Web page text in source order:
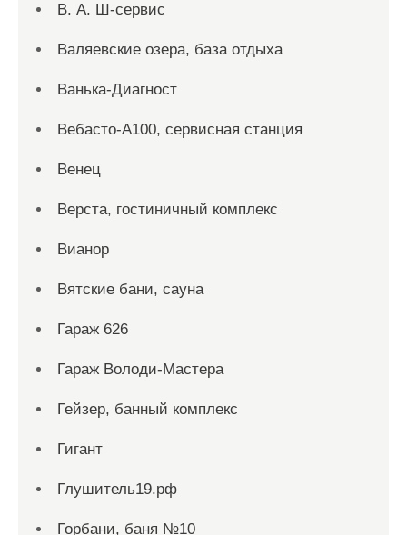
В. А. Ш-сервис
Валяевские озера, база отдыха
Ванька-Диагност
Вебасто-А100, сервисная станция
Венец
Верста, гостиничный комплекс
Вианор
Вятские бани, сауна
Гараж 626
Гараж Володи-Мастера
Гейзер, банный комплекс
Гигант
Глушитель19.рф
Горбани, баня №10